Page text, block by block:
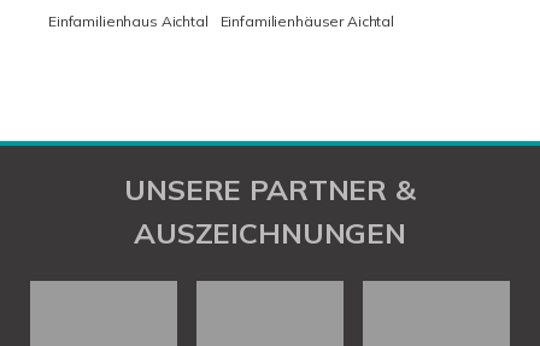
Einfamilienhaus Aichtal
Einfamilienhäuser Aichtal
UNSERE PARTNER &
AUSZEICHNUNGEN